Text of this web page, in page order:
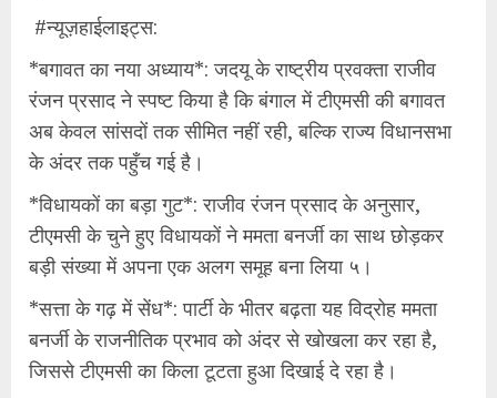
​ #न्यूज़हाईलाइट्स:
*​बगावत का नया अध्याय*: जदयू के राष्ट्रीय प्रवक्ता राजीव
रंजन प्रसाद ने स्पष्ट किया है कि बंगाल में टीएमसी की बगावत
अब केवल सांसदों तक सीमित नहीं रही, बल्कि राज्य विधानसभा
के अंदर तक पहुँच गई है।
*​विधायकों का बड़ा गुट*: राजीव रंजन प्रसाद के अनुसार,
टीएमसी के चुने हुए विधायकों ने ममता बनर्जी का साथ छोड़कर
बड़ी संख्या में अपना एक अलग समूह बना लिया ५।
*​सत्ता के गढ़ में सेंध*: पार्टी के भीतर बढ़ता यह विद्रोह ममता
बनर्जी के राजनीतिक प्रभाव को अंदर से खोखला कर रहा है,
जिससे टीएमसी का किला टूटता हुआ दिखाई दे रहा है।